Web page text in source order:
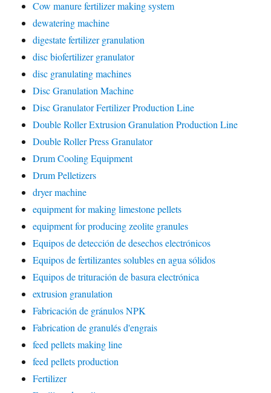
Cow manure fertilizer making system
dewatering machine
digestate fertilizer granulation
disc biofertilizer granulator
disc granulating machines
Disc Granulation Machine
Disc Granulator Fertilizer Production Line
Double Roller Extrusion Granulation Production Line
Double Roller Press Granulator
Drum Cooling Equipment
Drum Pelletizers
dryer machine
equipment for making limestone pellets
equipment for producing zeolite granules
Equipos de detección de desechos electrónicos
Equipos de fertilizantes solubles en agua sólidos
Equipos de trituración de basura electrónica
extrusion granulation
Fabricación de gránulos NPK
Fabrication de granulés d'engrais
feed pellets making line
feed pellets production
Fertilizer